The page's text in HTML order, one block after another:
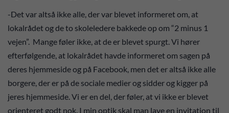
-Det var altså ikke alle, der var blevet informeret om, at
lokalrådet og de to skoleledere bakkede op om “2 minus 1
vejen”. Mange føler ikke, at de er blevet spurgt. Vi hører
efterfølgende, at lokalrådet havde informeret om sagen på
deres hjemmeside og på Facebook, men det er altså ikke alle
borgere, der er på de sociale medier og sidder og kigger på
jeres hjemmeside. Vi er en del, der føler, at vi ikke er blevet
orienteret godt nok. I min optik skal man lave en invitation til